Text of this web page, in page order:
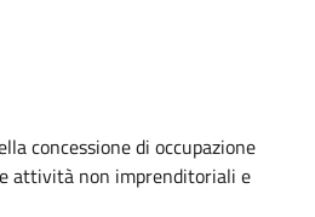
concessione di occupazione
attività non imprenditoriali e